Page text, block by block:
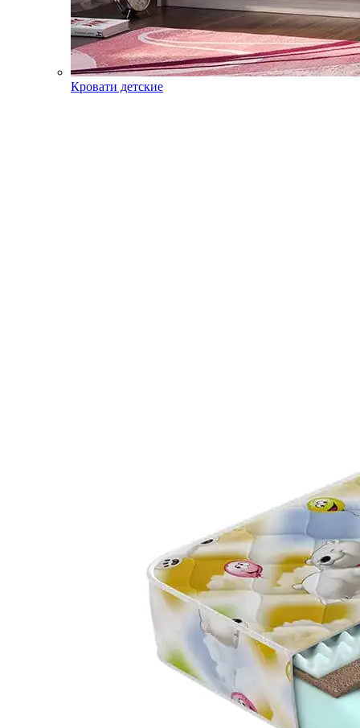
Кровати детские